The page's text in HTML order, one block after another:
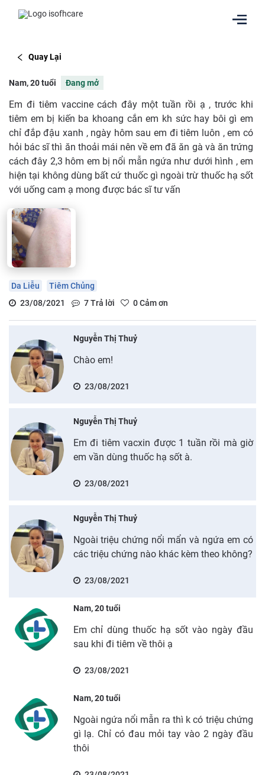
Quay Lại
Nam, 20 tuổi Đang mở
Em đi tiêm vaccine cách đây một tuần rồi ạ , trước khi
tiêm em bị kiến ba khoang cắn em kh sức hay bôi gì em
chỉ đắp đậu xanh , ngày hôm sau em đi tiêm luôn , em có
hỏi bác sĩ thì ăn thoải mái nên về em đã ăn gà và ăn trứng
cách đây 2,3 hôm em bị nổi mẫn ngứa như dưới hình , em
hiện tại không dùng bất cứ thuốc gì ngoài trừ thuốc hạ sốt
với uống cam ạ mong được bác sĩ tư vấn
Da Liễu
Tiêm Chủng
23/08/2021
7Trả lời 0Cảm ơn
Nguyễn Thị Thuỷ
Chào em!
23/08/2021
Nguyễn Thị Thuỷ
Em đi tiêm vacxin được 1 tuần rồi mà giờ
em vần dùng thuốc hạ sốt à.
23/08/2021
Nguyễn Thị Thuỷ
Ngoài triệu chứng nổi mẩn và ngứa em có
các triệu chứng nào khác kèm theo không?
23/08/2021
Nam, 20 tuổi
Em chỉ dùng thuốc hạ sốt vào ngày đầu
sau khi đi tiêm về thôi ạ
23/08/2021
Nam, 20 tuổi
Ngoài ngứa nổi mẫn ra thì k có triệu chứng
gì lạ. Chỉ có đau mỏi tay vào 2 ngày đầu
thôi